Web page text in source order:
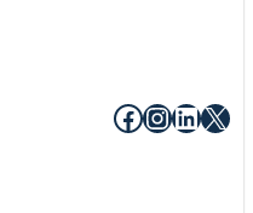
Facebook
X